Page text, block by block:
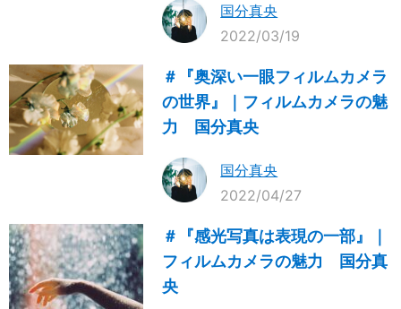
国分真央
2022/03/19
＃『奥深い一眼フィルムカメラ
の世界』｜フィルムカメラの魅
力 国分真央
国分真央
2022/04/27
＃『感光写真は表現の一部』｜
フィルムカメラの魅力 国分真
央